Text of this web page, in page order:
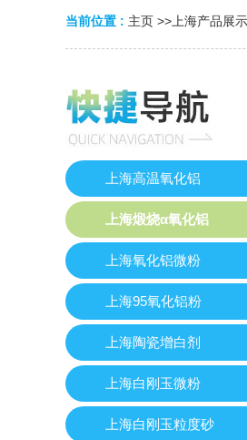
当前位置 : 主页 >> 上海产品展示
上海高温氧化铝
上海煅烧α氧化铝
上海氧化铝微粉
上海95氧化铝粉
上海陶瓷增白剂
上海白刚玉微粉
上海白刚玉粒度砂